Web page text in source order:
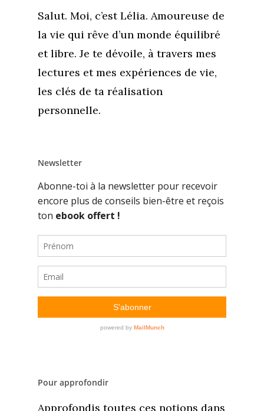
Salut. Moi, c’est Lélia. Amoureuse de
la vie qui rêve d’un monde équilibré
et libre. Je te dévoile, à travers mes
lectures et mes expériences de vie,
les clés de ta réalisation
personnelle.
Newsletter
Pour approfondir
Approfondis toutes ces notions dans